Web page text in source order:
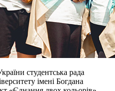
студентська рада
імені Богдана